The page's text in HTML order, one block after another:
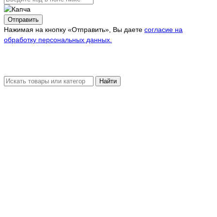
Отправить
Нажимая на кнопку «Отправить», Вы даете согласие на
обработку персональных данных.
Найти